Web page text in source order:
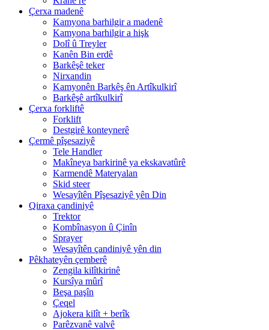
Çerxa madenê
Kamyona barhilgir a madenê
Kamyona barhilgir a hişk
Dolî û Treyler
Kanên Bin erdê
Barkêşê teker
Nirxandin
Kamyonên Barkêş ên Artîkulkirî
Barkêşê artîkulkirî
Çerxa forkliftê
Forklift
Destgirê konteynerê
Çermê pîşesaziyê
Tele Handler
Makîneya barkirinê ya ekskavatûrê
Karmendê Materyalan
Skid steer
Wesayîtên Pîşesaziyê yên Din
Qiraxa çandiniyê
Trektor
Kombînasyon û Çinîn
Sprayer
Wesayîtên çandiniyê yên din
Pêkhateyên çemberê
Zengila kilîtkirinê
Kursîya mûrî
Beşa paşîn
Çeqel
Ajokera kilît + berîk
Parêzvanê valvê